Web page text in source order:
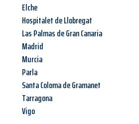
Elche
Hospitalet de Llobregat
Las Palmas de Gran Canaria
Madrid
Murcia
Parla
Santa Coloma de Gramanet
Tarragona
Vigo